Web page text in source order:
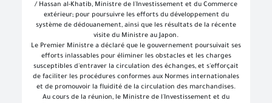
/ Hassan al-Khatib, Ministre de l'Investissement et du Commerce
extérieur; pour poursuivre les efforts du développement du
système de dédouanement, ainsi que les résultats de la récente
visite du Ministre au Japon.
Le Premier Ministre a déclaré que le gouvernement poursuivait ses
efforts inlassables pour éliminer les obstacles et les charges
susceptibles d'entraver la circulation des échanges, et s'efforçait
de faciliter les procédures conformes aux Normes internationales
et de promouvoir la fluidité de la circulation des marchandises.
Au cours de la réunion, le Ministre de l'Investissement et du